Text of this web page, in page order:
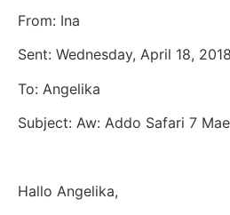
From: Ina
Sent: Wednesday, April 18,
To: Angelika
Subject: Aw: Addo Safari 7
Hallo Angelika,